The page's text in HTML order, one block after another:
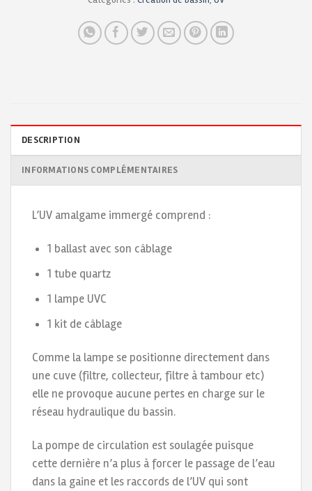
DESCRIPTION
INFORMATIONS COMPLÉMENTAIRES
L’UV amalgame immergé comprend :
1 ballast avec son câblage
1 tube quartz
1 lampe UVC
1 kit de câblage
Comme la lampe se positionne directement dans
une cuve (filtre, collecteur, filtre à tambour etc)
elle ne provoque aucune pertes en charge sur le
réseau hydraulique du bassin.
La pompe de circulation est soulagée puisque
cette dernière n’a plus à forcer le passage de l’eau
dans la gaine et les raccords de l’UV qui sont